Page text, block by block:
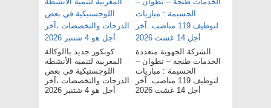
كونكور جديد باالوكالة
المغربية لتنمية الأنشطة
اللوجستيكية في بعض
الدرجات والتخصصات ،آخر
أجل هو 4 شتنبر 2026
الشركة الجهوية متعددة
الخدمات طنجة – تطوان –
الحسيمة : مباريات
لتوظيف 119 مناصب. آخر
أجل 14 غشت 2026